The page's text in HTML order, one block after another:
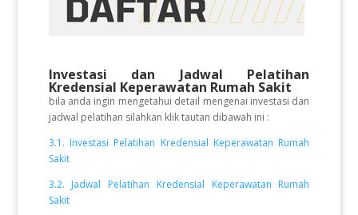
Investasi dan Jadwal Pelatihan
Kredensial Keperawatan Rumah Sakit
bila anda ingin mengetahui detail mengenai investasi dan
jadwal pelatihan silahkan klik tautan dibawah ini :
3.1. Investasi Pelatihan Kredensial Keperawatan Rumah
Sakit
3.2. Jadwal Pelatihan Kredensial Keperawatan Rumah
Sakit